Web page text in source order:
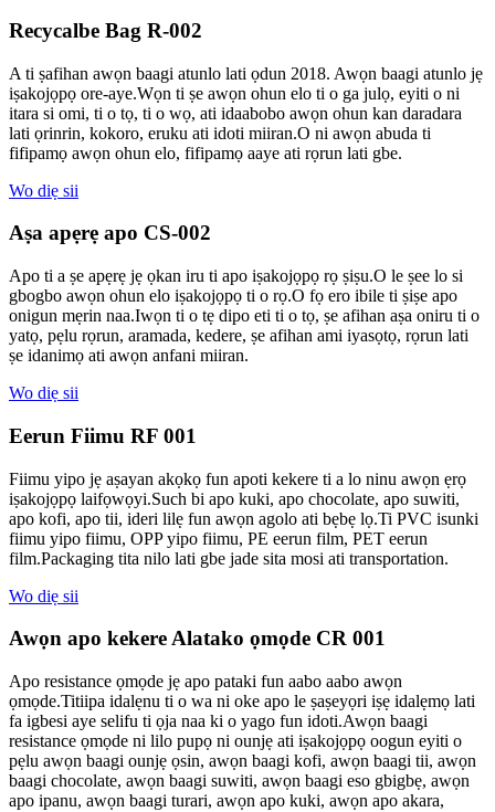
Recycalbe Bag R-002
A ti ṣafihan awọn baagi atunlo lati ọdun 2018. Awọn baagi atunlo jẹ
iṣakojọpọ ore-aye.Wọn ti ṣe awọn ohun elo ti o ga julọ, eyiti o ni
itara si omi, ti o tọ, ti o wọ, ati idaabobo awọn ohun kan daradara
lati ọrinrin, kokoro, eruku ati idoti miiran.O ni awọn abuda ti
fifipamọ awọn ohun elo, fifipamọ aaye ati rọrun lati gbe.
Wo diẹ sii
Aṣa apẹrẹ apo CS-002
Apo ti a ṣe apẹrẹ jẹ ọkan iru ti apo iṣakojọpọ rọ ṣiṣu.O le ṣee lo si
gbogbo awọn ohun elo iṣakojọpọ ti o rọ.O fọ ero ibile ti ṣiṣe apo
onigun mẹrin naa.Iwọn ti o tẹ dipo eti ti o tọ, ṣe afihan aṣa oniru ti o
yatọ, pẹlu rọrun, aramada, kedere, ṣe afihan ami iyasọtọ, rọrun lati
ṣe idanimọ ati awọn anfani miiran.
Wo diẹ sii
Eerun Fiimu RF 001
Fiimu yipo jẹ aṣayan akọkọ fun apoti kekere ti a lo ninu awọn ẹrọ
iṣakojọpọ laifọwọyi.Such bi apo kuki, apo chocolate, apo suwiti,
apo kofi, apo tii, ideri lilẹ fun awọn agolo ati bẹbẹ lọ.Ti PVC isunki
fiimu yipo fiimu, OPP yipo fiimu, PE eerun film, PET eerun
film.Packaging tita nilo lati gbe jade sita mosi ati transportation.
Wo diẹ sii
Awọn apo kekere Alatako ọmọde CR 001
Apo resistance ọmọde jẹ apo pataki fun aabo aabo awọn
ọmọde.Titiipa idalẹnu ti o wa ni oke apo le ṣaṣeyọri iṣẹ idalẹmọ lati
fa igbesi aye selifu ti ọja naa ki o yago fun idoti.Awọn baagi
resistance ọmọde ni lilo pupọ ni ounjẹ ati iṣakojọpọ oogun eyiti o
pẹlu awọn baagi ounjẹ ọsin, awọn baagi kofi, awọn baagi tii, awọn
baagi chocolate, awọn baagi suwiti, awọn baagi eso gbigbẹ, awọn
apo ipanu, awọn baagi turari, awọn apo kuki, awọn apo akara,